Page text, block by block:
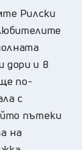
Рилски
дори и в
по-
с
пътеки
на